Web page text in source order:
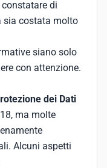
di
sia costata molto
siano solo
con attenzione.
dei Dati
ma molte
Alcuni aspetti